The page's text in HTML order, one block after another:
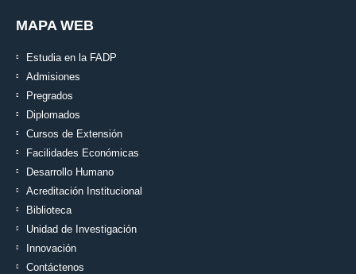
MAPA WEB
Estudia en la FADP
Admisiones
Pregrados
Diplomados
Cursos de Extensión
Facilidades Económicas
Desarrollo Humano
Acreditación Institucional
Biblioteca
Unidad de Investigación
Innovación
Contáctenos